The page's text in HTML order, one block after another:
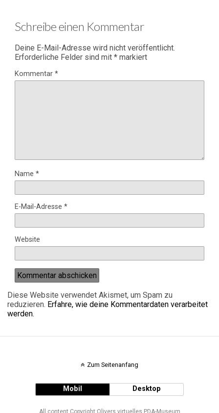
Schreibe einen Kommentar
Deine E-Mail-Adresse wird nicht veröffentlicht.
Erforderliche Felder sind mit * markiert
Kommentar *
Name *
E-Mail-Adresse *
Website
Diese Website verwendet Akismet, um Spam zu
reduzieren. Erfahre, wie deine Kommentardaten verarbeitet
werden.
Zum Seitenanfang
Mobil Desktop